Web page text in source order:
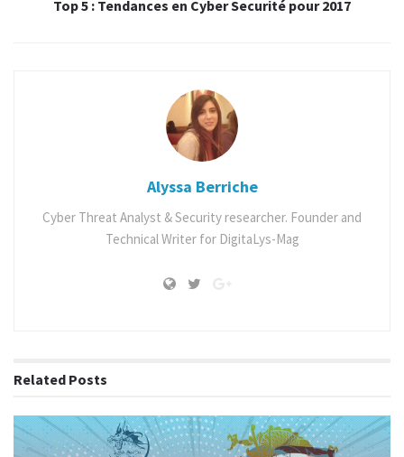
la qualité d’organisation pour les prochaines éditions telles
que la sécurité, l’emplacement de l’évènement ainsi
l’aération et la lumière de la salle principale.
Quelques photos de la journée
Top 5 : Tendances en Cyber Securité pour 2017
Alyssa Berriche
Cyber Threat Analyst & Security researcher. Founder and
Technical Writer for DigitaLys-Mag
Related Posts